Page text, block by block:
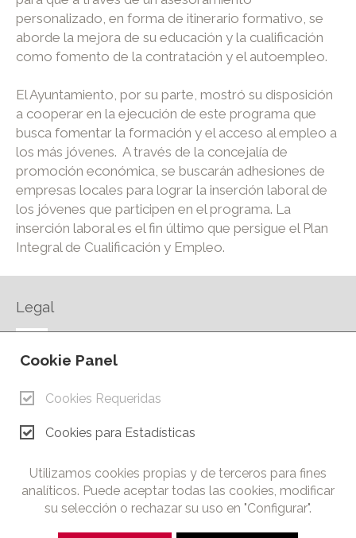
personalizado, en forma de itinerario formativo, se
aborde la mejora de su educación y la cualificación
como fomento de la contratación y el autoempleo.
El Ayuntamiento, por su parte, mostró su disposición
a cooperar en la ejecución de este programa que
busca fomentar la formación y el acceso al empleo a
los más jóvenes. A través de la concejalía de
promoción económica, se buscarán adhesiones de
empresas locales para lograr la inserción laboral de
los jóvenes que participen en el programa. La
inserción laboral es el fin último que persigue el Plan
Integral de Cualificación y Empleo.
Legal
AVISO LEGAL
CONTACTO
Cámara de Comercio e Industria de Ciudad Real. Todos los
derechos reservados. Prohibida la reproducción total o parcial
de los contenidos de esta web.
Cookie Panel
Cookies Requeridas
Cookies para Estadísticas
Utilizamos cookies propias y de terceros para fines
analíticos. Puede aceptar todas las cookies, modificar
su selección o rechazar su uso en "Configurar".